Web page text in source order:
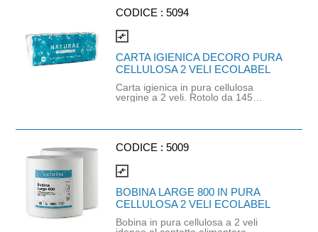
CODICE :5094
compare_arrows
CARTA IGIENICA DECORO PURA
CELLULOSA 2 VELI ECOLABEL
Carta igienica in pura cellulosa
vergine a 2 veli. Rotolo da 145
pezzi.
CODICE :5009
compare_arrows
BOBINA LARGE 800 IN PURA
CELLULOSA 2 VELI ECOLABEL
Bobina in pura cellulosa a 2 veli